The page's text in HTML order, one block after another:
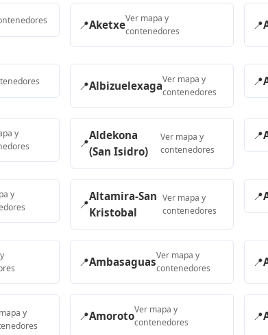
📍AketxeVer mapa y
contenedores
📍
📍AlbizuelexagaVer mapa y
contenedores
📍
y
📍
Aldekona
(San Isidro)
Ver mapa y
contenedores
📍
y
📍
Altamira-San
Kristobal
Ver mapa y
contenedores
📍
📍AmbasaguasVer mapa y
contenedores
📍
y
📍AmorotoVer mapa y
contenedores
📍